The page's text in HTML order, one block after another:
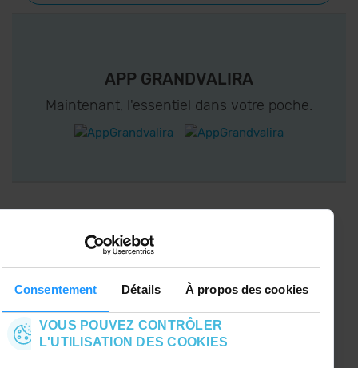
Consentement Détails À propos des cookies
VOUS POUVEZ CONTRÔLER
L'UTILISATION DES COOKIES
APP GRANDVALIRA
Maintenant, l'essentiel dans votre poche.
CONNECTEZ-VOUS À GRANDVALIRA!
Suivez-nous sur les Réseaux Sociaux et soyez